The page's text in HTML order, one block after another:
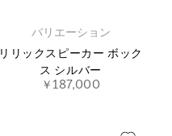
バリエーション
リリックスピーカー ボック
ス シルバー
￥187,000